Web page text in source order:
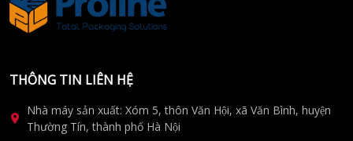
THÔNG TIN LIÊN HỆ
Nhà máy sản xuất: Xóm 5, thôn Văn Hội, xã Văn Bình, huyện
Thường Tín, thành phố Hà Nội